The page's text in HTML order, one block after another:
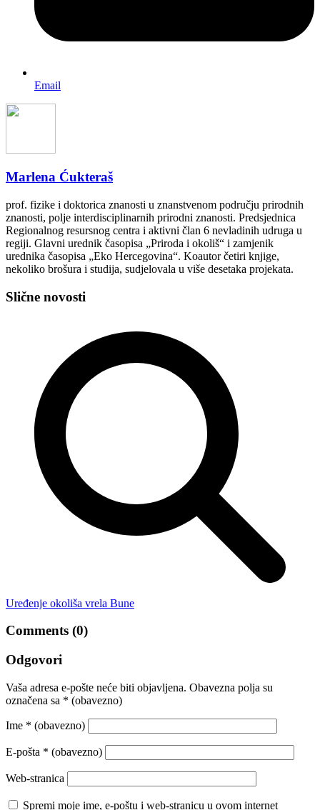
Email
Marlena Ćukteraš
prof. fizike i doktorica znanosti u znanstvenom području prirodnih
znanosti, polje interdisciplinarnih prirodni znanosti. Predsjednica
Regionalnog resursnog centra i aktivni član 6 nevladinih udruga u
regiji. Glavni urednik časopisa „Priroda i okoliš“ i zamjenik
urednika časopisa „Eko Hercegovina“. Koautor četiri knjige,
nekoliko brošura i studija, sudjelovala u više desetaka projekata.
Slične novosti
Uređenje okoliša vrela Bune
Comments (0)
Odgovori
Vaša adresa e-pošte neće biti objavljena. Obavezna polja su
označena sa * (obavezno)
Ime * (obavezno)
E-pošta * (obavezno)
Web-stranica
Spremi moje ime, e-poštu i web-stranicu u ovom internet